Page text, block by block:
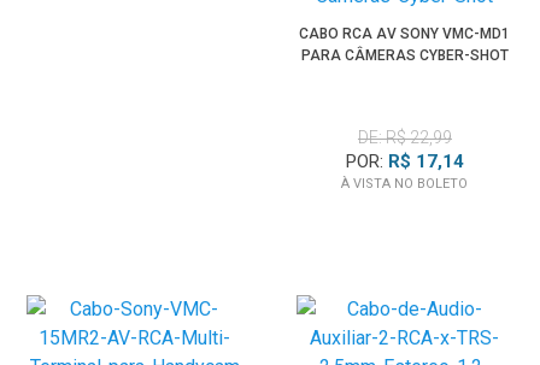
CABO RCA AV SONY VMC-MD1
PARA CÂMERAS CYBER-SHOT
DE: R$ 22,99
POR: R$ 17,14
À VISTA NO BOLETO